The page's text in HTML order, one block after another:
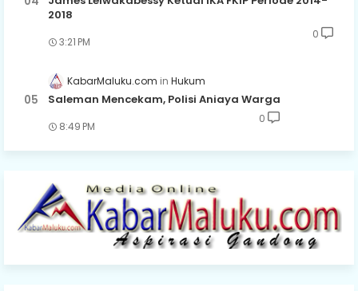
2018
3:21 PM
0
KabarMaluku.com Hukum
Saleman Mencekam, Polisi Aniaya Warga
8:49 PM
0